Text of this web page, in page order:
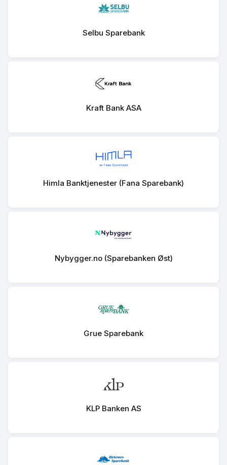
Selbu Sparebank
Kraft Bank ASA
Himla Banktjenester (Fana Sparebank)
Nybygger.no (Sparebanken Øst)
Grue Sparebank
KLP Banken AS